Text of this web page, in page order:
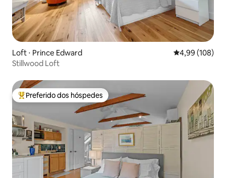
Loft ⋅ Prince Edward 4,99 de uma
4,99 (108)
Stillwood Loft
Entre os melhores preferidos dos hóspedes
Preferido dos hóspedes